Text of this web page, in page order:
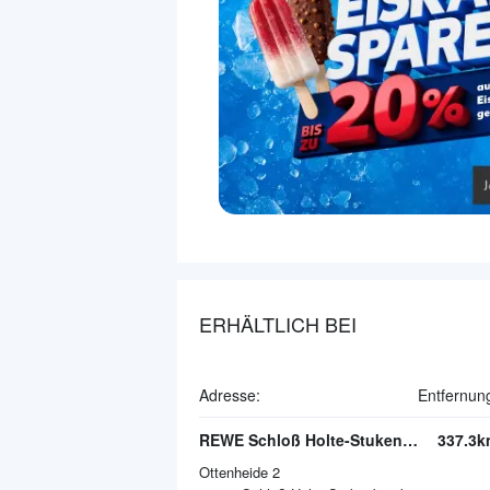
ERHÄLTLICH BEI
Adresse:
REWE Schloß Holte-Stukenbrock
Ottenheide 2